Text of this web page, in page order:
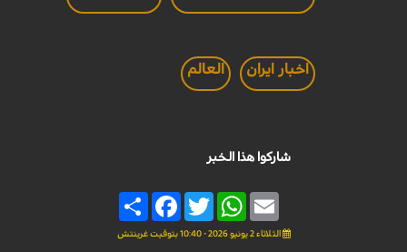
اخبار ايران العالم
شاركوا هذا الخبر
Share
FacebookTwitter
WhatsAppEmail
الثلاثاء 2 يونيو 2026 - 10:40 بتوقيت غرينتش